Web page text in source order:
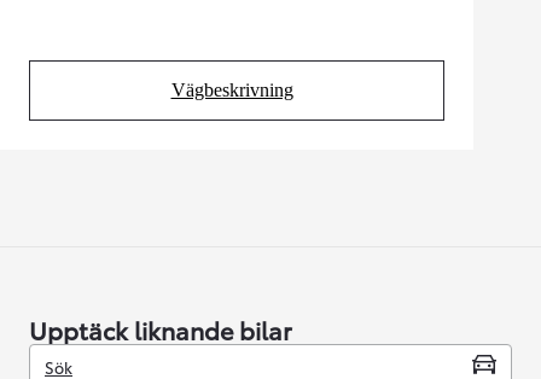
Vägbeskrivning
(Opens in new tab)
Upptäck liknande bilar
Sök